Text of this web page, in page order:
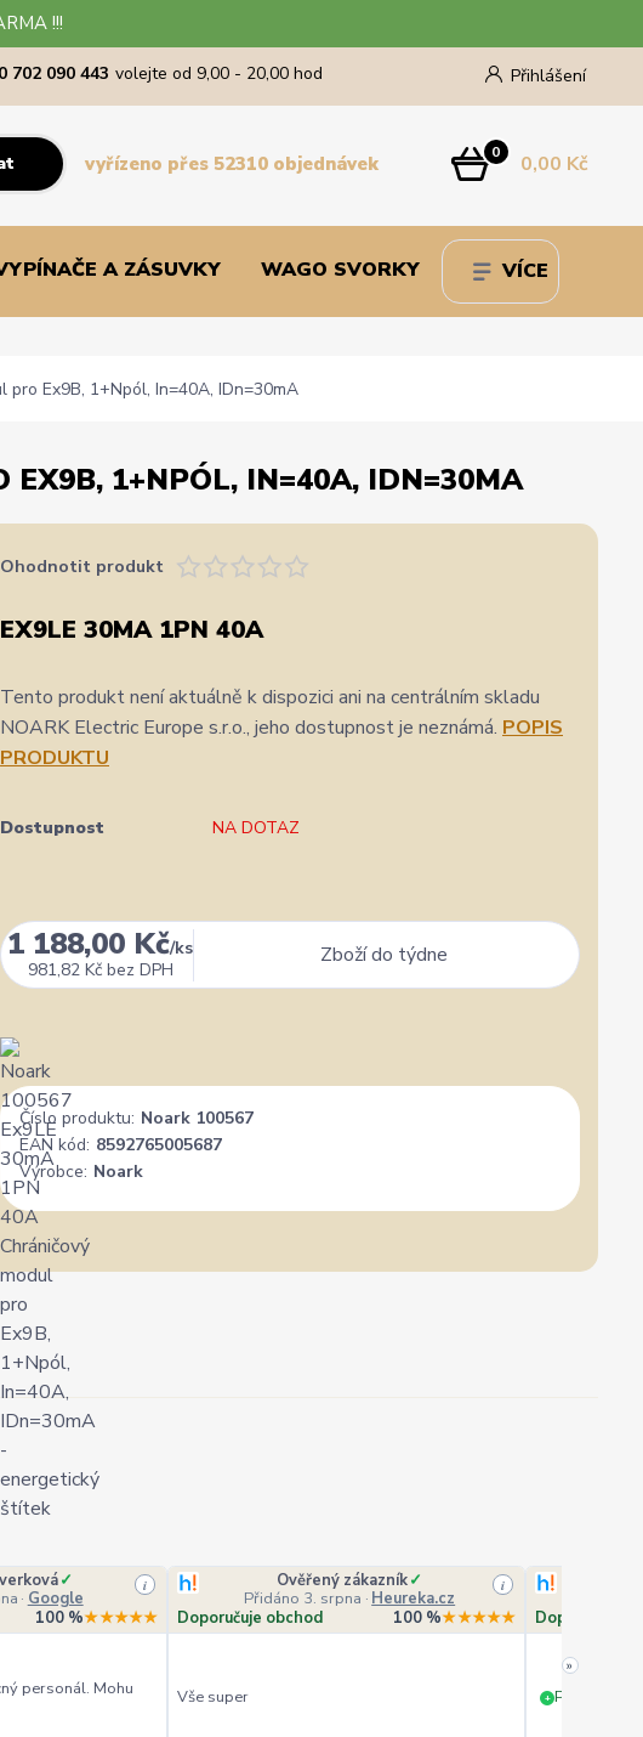
!!!
Přihlášení
702 090 443 volejte od 9,00 - 20,00 hod
0 0,00 Kč
vyřízeno přes 52310 objednávek
A ZÁSUVKY WAGO SVORKY VÍCE
pro Ex9B, 1+Npól, In=40A, IDn=30mA
EX9B, 1+NPÓL, IN=40A, IDN=30MA
Ohodnotit produkt
EX9LE 30MA 1PN 40A
Tento produkt není aktuálně k dispozici ani na centrálním skladu
NOARK Electric Europe s.r.o., jeho dostupnost je neznámá. POPIS
PRODUKTU
Dostupnost NA DOTAZ
1 188,00 Kč/ks
981,82 Kč bez DPH
Zboží do týdne
Číslo produktu: Noark 100567
EAN kód: 8592765005687
Výrobce: Noark
✓
· Google
i
100 %★★★★★
personál. Mohu
Ověřený zákazník✓
Přidáno 3. srpna · Heureka.cz
i
Doporučuje obchod 100 %★★★★★
Vše super
Doporučuje
+ PERFEKTNÍ
»